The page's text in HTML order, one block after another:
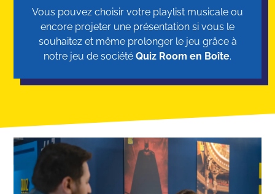
Vous pouvez choisir votre playlist musicale ou
encore projeter une présentation si vous le
souhaitez et même prolonger le jeu grâce à
notre jeu de société Quiz Room en Boîte.